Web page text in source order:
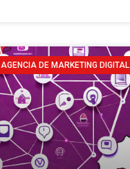
AGENCIA DE MARKETING DIGITAL